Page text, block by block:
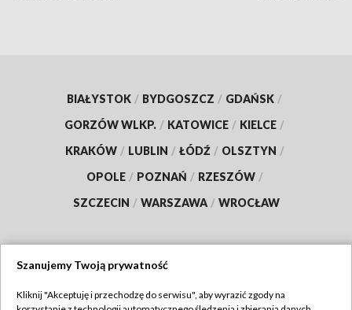
BIAŁYSTOK / BYDGOSZCZ / GDAŃSK /
GORZÓW WLKP. / KATOWICE / KIELCE /
KRAKÓW / LUBLIN / ŁÓDŹ / OLSZTYN /
OPOLE / POZNAŃ / RZESZÓW /
SZCZECIN / WARSZAWA / WROCŁAW
Szanujemy Twoją prywatność
Kliknij "Akceptuję i przechodzę do serwisu", aby wyrazić zgody na